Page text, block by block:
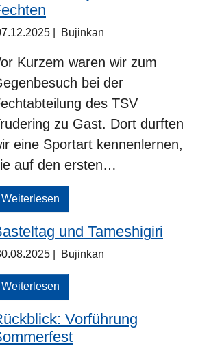
Bujinkan
Kurzem waren wir zum
bei der
des TSV
zu Gast. Dort durften
eine Sportart kennenlernen,
auf den ersten…
Weiterlesen
und Tameshigiri
Bujinkan
Weiterlesen
Vorführung